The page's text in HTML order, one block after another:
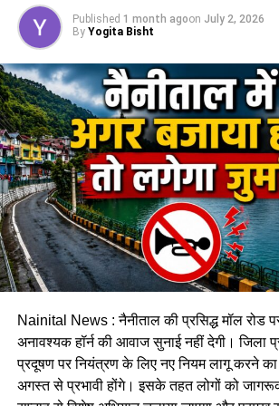
नोटिस
हल्द्वानी तहसीलदारने बताया कि कलसिया गधेरे के
को नोटिस जारी कर दिए गए हैं। साथ ही उन्हें स्पष्ट
भारी बारिश के दौरान गधेरों के समीप न रहें,
से जान-माल का खतरा पैदा हो सकता है।
Published 1 month agoon July 2, 2026
By Yogita Bisht
Nainital News : नैनीताल की प्रसिद्ध मॉल रोड
अनावश्यक हॉर्न की आवाज सुनाई नहीं देगी। जिला
प्रदूषण पर नियंत्रण के लिए नए नियम लागू करने
अगस्त से प्रभावी होंगे। इसके तहत लोगों को